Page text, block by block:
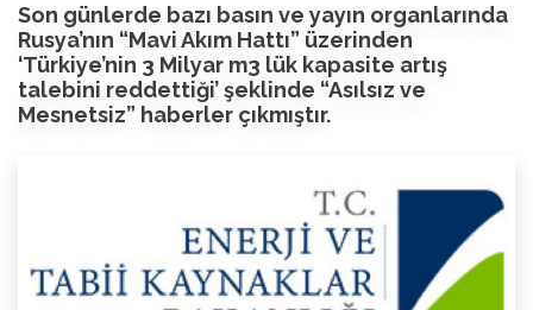
Son günlerde bazı basın ve yayın organlarında
Rusya’nın “Mavi Akım Hattı” üzerinden
‘Türkiye’nin 3 Milyar m3 lük kapasite artış
talebini reddettiği’ şeklinde “Asılsız ve
Mesnetsiz” haberler çıkmıştır.